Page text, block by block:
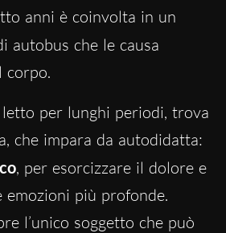
anni è coinvolta in un
autobus che le causa
per lunghi periodi, trova
che impara da autodidatta:
, per esorcizzare il dolore e
emozioni più profonde.
l’unico soggetto che può